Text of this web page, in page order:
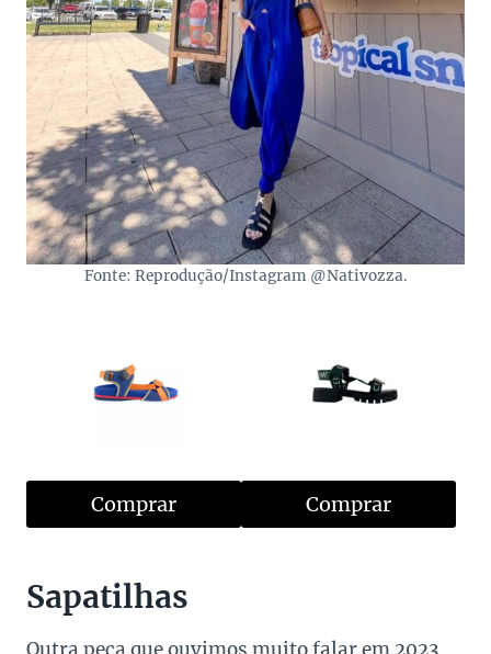
Fonte: Reprodução/Instagram @Nativozza.
Comprar Comprar
Sapatilhas